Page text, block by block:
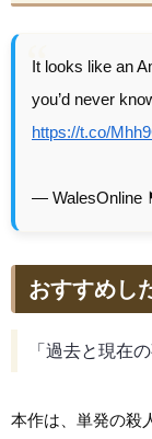
It looks like an
you’d never
https://t.co/
— WalesOnline
おすすめし
「過去と現在
本作は、単発の殺